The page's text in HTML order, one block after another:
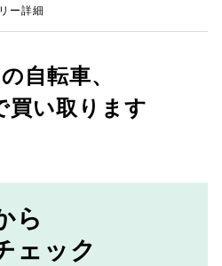
ー詳細
自転車、
買い取ります
ら
ェック